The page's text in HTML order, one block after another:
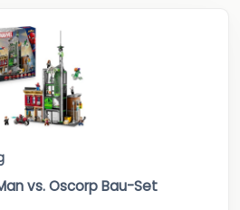
vs. Oscorp Bau-Set